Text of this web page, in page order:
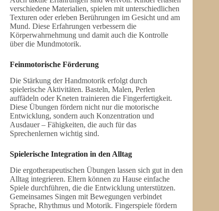
verschiedene Materialien, spielen mit unterschiedlichen
Texturen oder erleben Berührungen im Gesicht und am
Mund. Diese Erfahrungen verbessern die
Körperwahrnehmung und damit auch die Kontrolle
über die Mundmotorik.
Feinmotorische Förderung
Die Stärkung der Handmotorik erfolgt durch
spielerische Aktivitäten. Basteln, Malen, Perlen
auffädeln oder Kneten trainieren die Fingerfertigkeit.
Diese Übungen fördern nicht nur die motorische
Entwicklung, sondern auch Konzentration und
Ausdauer – Fähigkeiten, die auch für das
Sprechenlernen wichtig sind.
Spielerische Integration in den Alltag
Die ergotherapeutischen Übungen lassen sich gut in den
Alltag integrieren. Eltern können zu Hause einfache
Spiele durchführen, die die Entwicklung unterstützen.
Gemeinsames Singen mit Bewegungen verbindet
Sprache, Rhythmus und Motorik. Fingerspiele fördern